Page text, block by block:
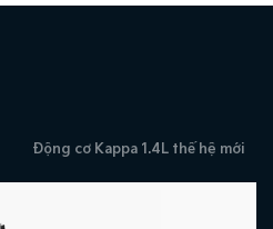
Động cơ Kappa 1.4L thế hệ mới